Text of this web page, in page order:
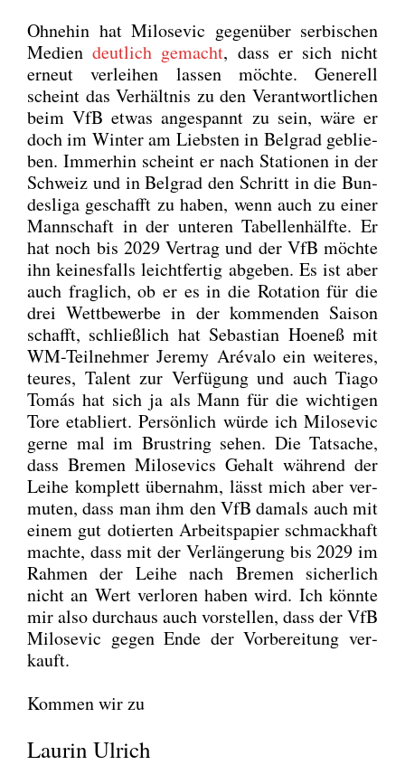
Ohne­hin hat Milo­se­vic gegen­über ser­bi­schen
Medi­endeut­lich gemacht, dass er sich nicht
erneut ver­lei­hen las­sen möch­te. Gene­rell
scheint das Ver­hält­nis zu den Ver­ant­wort­li­chen
beim VfB etwas ange­spannt zu sein, wäre er
doch im Win­ter am Liebs­ten in Bel­grad geblie­
ben. Immer­hin scheint er nach Sta­tio­nen in der
Schweiz und in Bel­grad den Schritt in die Bun­
des­li­ga geschafft zu haben, wenn auch zu einer
Mann­schaft in der unte­ren Tabel­len­hälf­te. Er
hat noch bis 2029 Ver­trag und der VfB möch­te
ihn kei­nes­falls leicht­fer­tig abge­ben. Es ist aber
auch frag­lich, ob er es in die Rota­ti­on für die
drei Wett­be­wer­be in der kom­men­den Sai­son
schafft, schließ­lich hat Sebas­ti­an Hoe­neß mit
WM-Teil­neh­mer Jere­my Aré­va­lo ein wei­te­res,
teu­res, Talent zur Ver­fü­gung und auch Tia­go
Tomás hat sich ja als Mann für die wich­ti­gen
Tore eta­bliert. Per­sön­lich wür­de ich Milo­se­vic
ger­ne mal im Brust­ring sehen. Die Tat­sa­che,
dass Bre­men Milo­se­vics Gehalt wäh­rend der
Lei­he kom­plett über­nahm, lässt mich aber ver­
mu­ten, dass man ihm den VfB damals auch mit
einem gut dotier­ten Arbeits­pa­pier schmack­haft
mach­te, dass mit der Ver­län­ge­rung bis 2029 im
Rah­men der Lei­he nach Bre­men sicher­lich
nicht an Wert ver­lo­ren haben wird. Ich könn­te
mir also durch­aus auch vor­stel­len, dass der VfB
Milo­se­vic gegen Ende der Vor­be­rei­tung ver­
kauft.
Kom­men wir zu
Laurin Ulrich